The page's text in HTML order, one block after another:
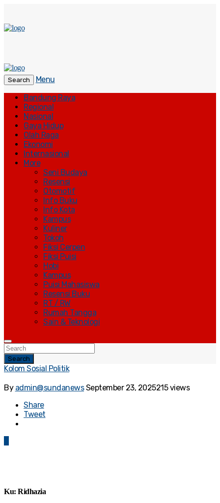
Search
Menu
Bandung Raya
Regional
Nasional
Gaya Hidup
Olah Raga
Ekonomi
Internasional
More
Seni Budaya
Resensi
Otomotif
Info Buku
Info Kota
Kampus
Kuliner
Tokoh
Fiksi Cerpen
Fiksi Puisi
Hobi
Kampus
Puisi Mahasiswa
Resensi Buku
RT / RW
Rumah Tangga
Sain & Teknologi
Search
Kolom Sosial Politik
By admin@sundanews September 23, 2025215 views
Share
Tweet
Ku: Ridhazia